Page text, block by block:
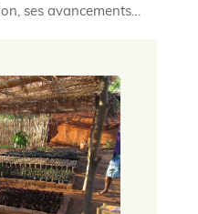
ses avancements…